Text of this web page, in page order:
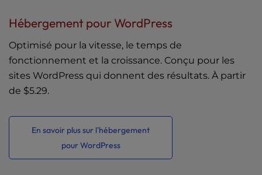
Hébergement pour WordPress
Optimisé pour la vitesse, le temps de
fonctionnement et la croissance. Conçu pour les
sites WordPress qui donnent des résultats. À partir
de $5.29.
En savoir plus sur l'hébergement
pour WordPress